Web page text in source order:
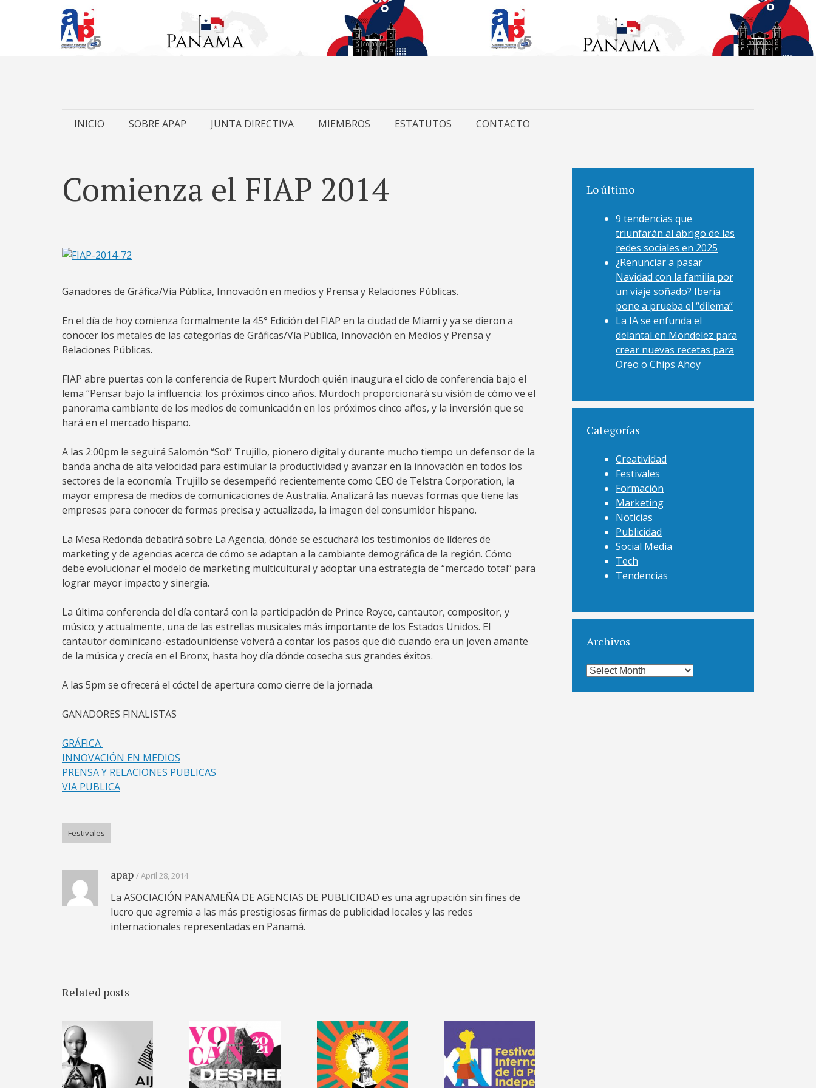
Skip
INICIO SOBRE APAP JUNTA DIRECTIVA MIEMBROS ESTATUTOS CONTACTO
Comienza el FIAP 2014
Ganadores de Gráfica/Vía Pública, Innovación en medios y Prensa y Relaciones Públicas.
En el día de hoy comienza formalmente la 45° Edición del FIAP en la ciudad de Miami y ya se dieron a
conocer los metales de las categorías de Gráficas/Vía Pública, Innovación en Medios y Prensa y
Relaciones Públicas.
​FIAP abre puertas con la conferencia de Rupert Murdoch quién inaugura el ciclo de conferencia bajo el
lema “Pensar bajo la influencia: los próximos cinco años. Murdoch proporcionará su visión de cómo ve el
panorama cambiante de los medios de comunicación en los próximos cinco años, y la inversión que se
hará en el mercado hispano.
A las 2:00pm le seguirá Salomón “Sol” Trujillo, pionero digital y durante mucho tiempo un defensor de la
banda ancha de alta velocidad para estimular la productividad y avanzar en la innovación en todos los
sectores de la economía. Trujillo se desempeñó recientemente como CEO de Telstra Corporation, la
mayor empresa de medios de comunicaciones de Australia. Analizará las nuevas formas que tiene las
empresas para conocer de formas precisa y actualizada, la imagen del consumidor hispano.
La Mesa Redonda debatirá sobre La Agencia, dónde se escuchará los testimonios de líderes de
marketing y de agencias acerca de cómo se adaptan a la cambiante demográfica de la región. Cómo
debe evolucionar el modelo de marketing multicultural y adoptar una estrategia de “mercado total” para
lograr mayor impacto y sinergia.
La última conferencia del día contará con la participación de Prince Royce, cantautor, compositor, y
músico; y actualmente, una de las estrellas musicales más importante de los Estados Unidos. El
cantautor dominicano-estadounidense volverá a contar los pasos que dió cuando era un joven amante
de la música y crecía en el Bronx, hasta hoy día dónde cosecha sus grandes éxitos.
A las 5pm se ofrecerá el cóctel de apertura como cierre de la jornada.
GANADORES FINALISTAS
GRÁFICA
INNOVACIÓN EN MEDIOS
PRENSA Y RELACIONES PUBLICAS
VIA PUBLICA
Festivales
apap April 28, 2014
La ASOCIACIÓN PANAMEÑA DE AGENCIAS DE PUBLICIDAD es una agrupación sin fines de
lucro que agremia a las más prestigiosas firmas de publicidad locales y las redes
internacionales representadas en Panamá.
Related posts
Lo último
9 tendencias que
triunfarán al abrigo de las
redes sociales en 2025
¿Renunciar a pasar
Navidad con la familia por
un viaje soñado? Iberia
pone a prueba el “dilema”
La IA se enfunda el
delantal en Mondelez para
crear nuevas recetas para
Oreo o Chips Ahoy
Categorías
Creatividad
Festivales
Formación
Marketing
Noticias
Publicidad
Social Media
Tech
Tendencias
Archivos
Archivos